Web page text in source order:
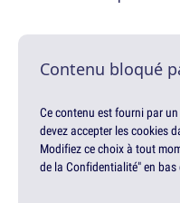
Contenu bloqué
Ce contenu est fourni par
devez accepter les cookies
Modifiez ce choix à tout
de la Confidentialité" en bas